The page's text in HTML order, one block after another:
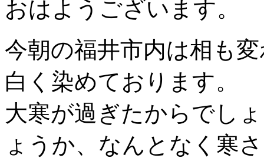
おはようございます。
今朝の福井市内は相も
白く染めております。
大寒が過ぎたからでし
ょうか、なんとなく寒